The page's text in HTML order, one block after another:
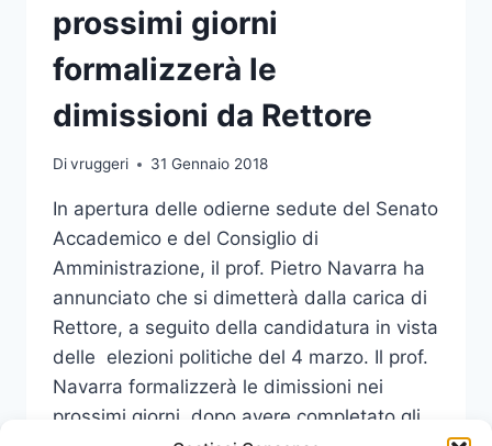
prossimi giorni
formalizzerà le
dimissioni da Rettore
Divruggeri 31 Gennaio 2018
In apertura delle odierne sedute del Senato
Accademico e del Consiglio di
Amministrazione, il prof. Pietro Navarra ha
annunciato che si dimetterà dalla carica di
Rettore, a seguito della candidatura in vista
delle elezioni politiche del 4 marzo. Il prof.
Navarra formalizzerà le dimissioni nei
prossimi giorni, dopo avere completato gli